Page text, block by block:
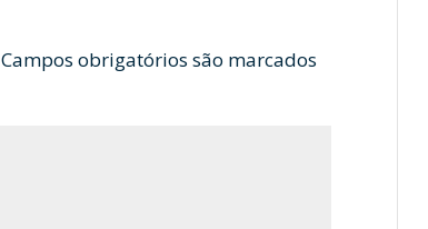
Campos obrigatórios são marcados